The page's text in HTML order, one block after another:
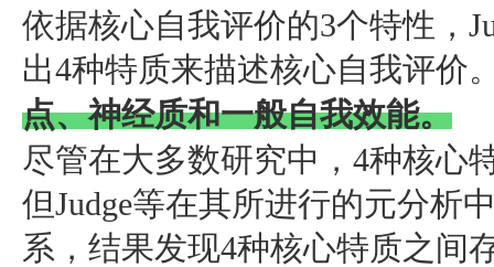
依据核心自我评价的3个特性，
出4种特质来描述核心自我评价
点、神经质和一般自我效能。
尽管在大多数研究中，4种核心
但Judge等在其所进行的元分析
系，结果发现4种核心特质之间